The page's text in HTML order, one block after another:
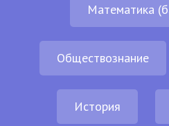
Математика
Обществознание
История